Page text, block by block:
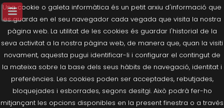
Una cookie o galeta informàtica és un petit arxiu d'informació que
es guarda en el seu navegador cada vegada que visita la nostra
pàgina web. La utilitat de les cookies és guardar l'historial de la
seva activitat a la nostra pàgina web, de manera que, quan la visiti
novament, aquesta pugui identificar-li i configurar el contingut de
la mateixa sobre la base dels seus hàbits de navegació, identitat i
preferències. Les cookies poden ser acceptades, rebutjades,
bloquejades i esborrades, segons desitgi. Això podrà fer-ho
mitjançant les opcions disponibles en la present finestra o a través